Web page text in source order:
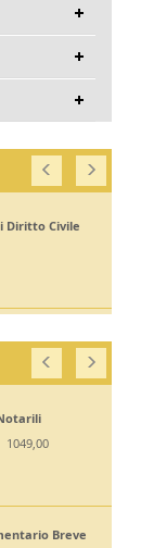
Diritto Civile
1049,00
Breve